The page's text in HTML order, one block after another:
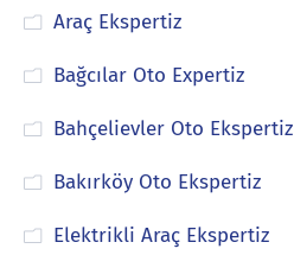
Araç Ekspertiz
Bağcılar Oto Expertiz
Bahçelievler Oto Ekspertiz
Bakırköy Oto Ekspertiz
Elektrikli Araç Ekspertiz